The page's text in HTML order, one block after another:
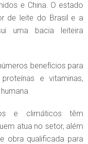
e China. O estado
de leite do Brasil e a
uma bacia leiteira
benefícios para
e vitaminas,
e climáticos têm
atua no setor, além
obra qualificada para